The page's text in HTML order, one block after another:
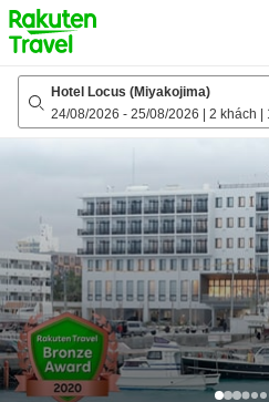
to
top
page
Hotel Locus (Miyakojima)
24/08/2026 - 25/08/2026 2 khách